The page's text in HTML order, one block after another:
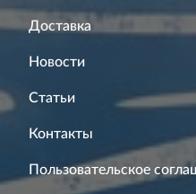
Доставка
Новости
Статьи
Контакты
Пользовательское